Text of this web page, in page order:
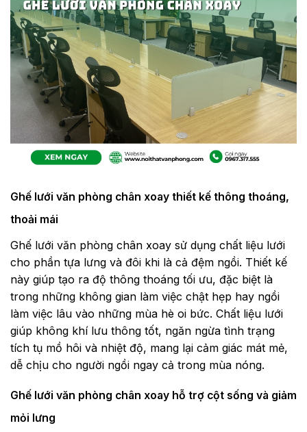
Ghế lưới văn phòng chân xoay thiết kế thông thoáng,
thoải mái
Ghế lưới văn phòng chân xoay sử dụng chất liệu lưới
cho phần tựa lưng và đôi khi là cả đệm ngồi. Thiết kế
này giúp tạo ra độ thông thoáng tối ưu, đặc biệt là
trong những không gian làm việc chật hẹp hay ngồi
làm việc lâu vào những mùa hè oi bức. Chất liệu lưới
giúp không khí lưu thông tốt, ngăn ngừa tình trạng
tích tụ mồ hôi và nhiệt độ, mang lại cảm giác mát mẻ,
dễ chịu cho người ngồi ngay cả trong mùa nóng.
Ghế lưới văn phòng chân xoay hỗ trợ cột sống và giảm
mỏi lưng